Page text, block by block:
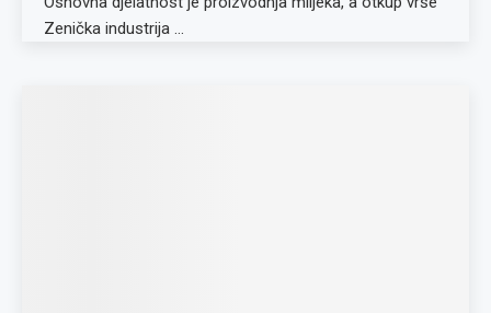
Zenička industrija …